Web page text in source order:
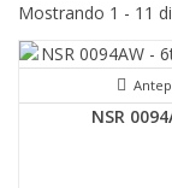
Mostrando 1 - 11
NSR